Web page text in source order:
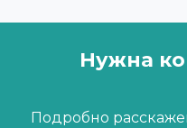
Нужна
Подробно